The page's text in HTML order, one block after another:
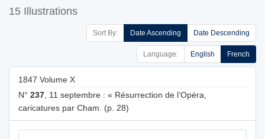
15 Illustrations
Sort By: Date Ascending Date Descending
Language: English French
1847 Volume X
N° 237 , 11 septembre : « Résurrection de l’Opéra,
caricatures par Cham. (p. 28)